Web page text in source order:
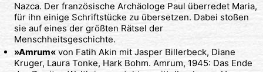
Nazca. Der französische Archäologe Paul überredet Maria,
für ihn einige Schriftstücke zu übersetzen. Dabei stoßen
sie auf eines der größten Rätsel der
Menschheitsgeschichte.
»Amrum«von Fatih Akin mit Jasper Billerbeck, Diane
Kruger, Laura Tonke, Hark Bohm. Amrum, 1945: Das Ende